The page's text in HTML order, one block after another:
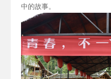
中的故事。